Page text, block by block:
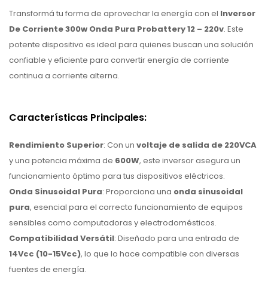
Transformá tu forma de aprovechar la energía con el Inversor
De Corriente 300w Onda Pura Probattery 12 – 220v. Este
potente dispositivo es ideal para quienes buscan una solución
confiable y eficiente para convertir energía de corriente
continua a corriente alterna.
Características Principales:
Rendimiento Superior: Con un voltaje de salida de 220VCA
y una potencia máxima de 600W, este inversor asegura un
funcionamiento óptimo para tus dispositivos eléctricos.
Onda Sinusoidal Pura: Proporciona una onda sinusoidal
pura, esencial para el correcto funcionamiento de equipos
sensibles como computadoras y electrodomésticos.
Compatibilidad Versátil: Diseñado para una entrada de
14Vcc (10-15Vcc), lo que lo hace compatible con diversas
fuentes de energía.